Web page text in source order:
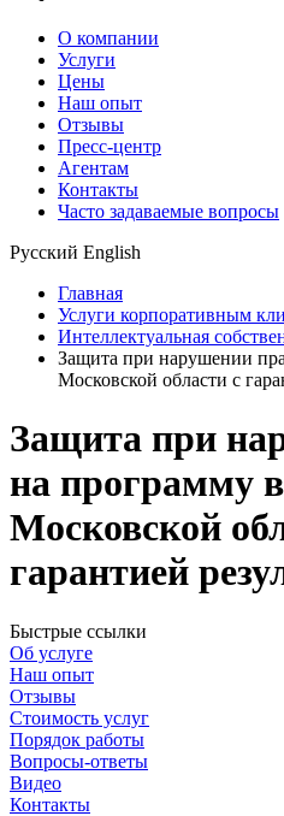
О компании
Услуги
Цены
Наш опыт
Отзывы
Пресс-центр
Агентам
Контакты
Часто задаваемые вопросы
Русский English
Главная
Услуги корпоративным
Интеллектуальная
Защита при нарушении
Московской области с
Защита при
на программу
Московской
гарантией
Быстрые ссылки
Об услуге
Наш опыт
Отзывы
Стоимость услуг
Порядок работы
Вопросы-ответы
Видео
Контакты